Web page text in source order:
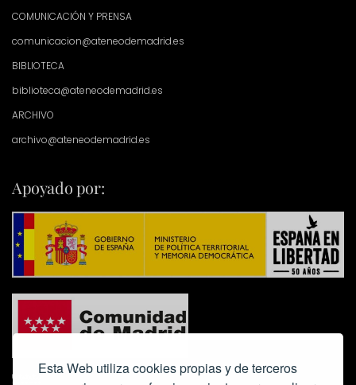
Esta Web utiliza cookies propias y de terceros
COMUNICACIÓN Y PRENSA
comunicacion@ateneodemadrid.es
BIBLIOTECA
biblioteca@ateneodemadrid.es
ARCHIVO
archivo@ateneodemadrid.es
Apoyado por: